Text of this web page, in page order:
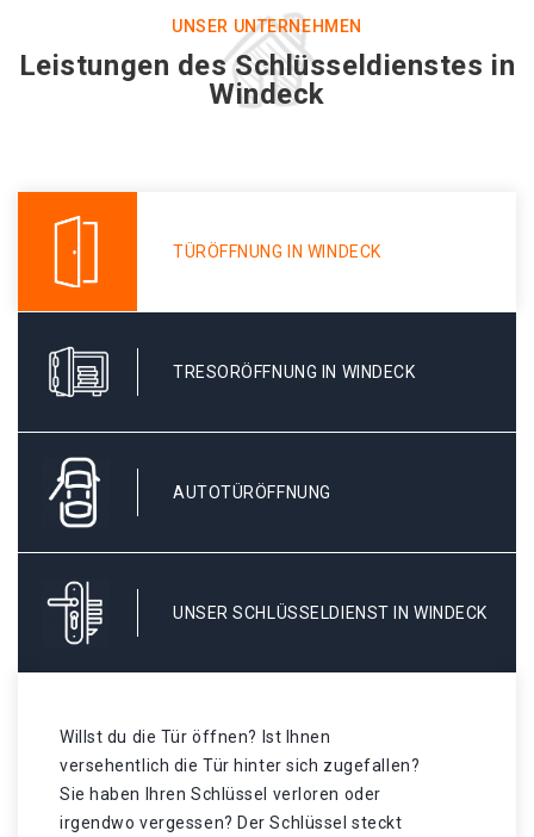
UNSER UNTERNEHMEN
Leistungen des Schlüsseldienstes in
Windeck
TÜRÖFFNUNG IN WINDECK
TRESORÖFFNUNG IN WINDECK
AUTOTÜRÖFFNUNG
UNSER SCHLÜSSELDIENST IN WINDECK
Willst du die Tür öffnen? Ist Ihnen
versehentlich die Tür hinter sich zugefallen?
Sie haben Ihren Schlüssel verloren oder
irgendwo vergessen? Der Schlüssel steckt